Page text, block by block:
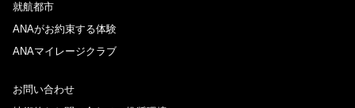
就航都市
ANAがお約束する体験
ANAマイレージクラブ
お問い合わせ